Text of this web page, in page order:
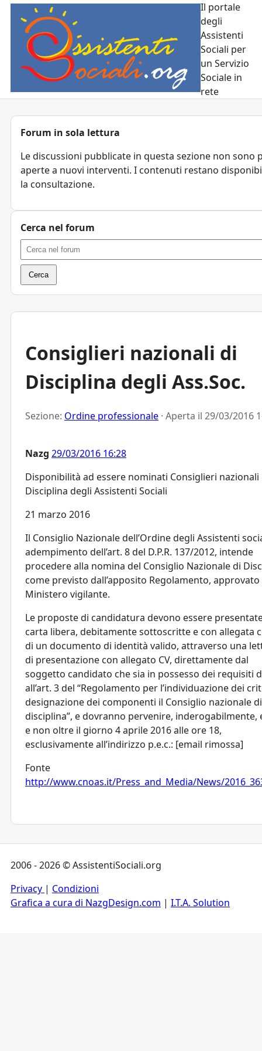
Il portale
degli
Assistenti
Sociali per
un Servizio
Sociale in
rete
Consiglieri nazionali di
Disciplina degli Ass.Soc.
Sezione: Ordine professionale · Aperta il 29/03/2016
Nazg 29/03/2016 16:28
Disponibilità ad essere nominati Consiglieri nazionali
Disciplina degli Assistenti Sociali
21 marzo 2016
Il Consiglio Nazionale dell’Ordine degli Assistenti
adempimento dell’art. 8 del D.P.R. 137/2012, intende
procedere alla nomina del Consiglio Nazionale di
come previsto dall’apposito Regolamento, approvato
Ministero vigilante.
Le proposte di candidatura devono essere
carta libera, debitamente sottoscritte e con allegata
di un documento di identità valido, attraverso una
di presentazione con allegato CV, direttamente dal
soggetto candidato che sia in possesso dei requisiti
all’art. 3 del “Regolamento per l’individuazione dei
designazione dei componenti il Consiglio nazionale di
disciplina”, e dovranno pervenire, inderogabilmente,
e non oltre il giorno 4 aprile 2016 alle ore 18,
esclusivamente all’indirizzo p.e.c.: [email rimossa]
Fonte
http://www.cnoas.it/Press_and_Media/News/
Forum in sola lettura
Le discussioni pubblicate in questa sezione non sono
aperte a nuovi interventi. I contenuti restano
la consultazione.
Cerca nel forum
Cerca
2006 - 2026 © AssistentiSociali.org
Privacy | Condizioni
Grafica a cura di NazgDesign.com | I.T.A. Solution